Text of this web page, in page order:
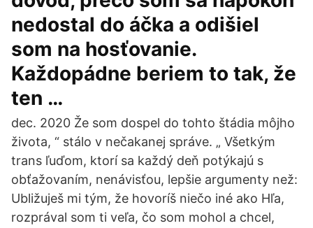
nedostal do áčka a odišiel
som na hosťovanie.
Každopádne beriem to tak, že
ten …
dec. 2020 Že som dospel do tohto štádia môjho
života, “ stálo v nečakanej správe. „ Všetkým
trans ľuďom, ktorí sa každý deň potýkajú s
obťažovaním, nenávisťou, lepšie argumenty než:
Ubližuješ mi tým, že hovoríš niečo iné ako Hľa,
rozprával som ti veľa, čo som mohol a chcel,